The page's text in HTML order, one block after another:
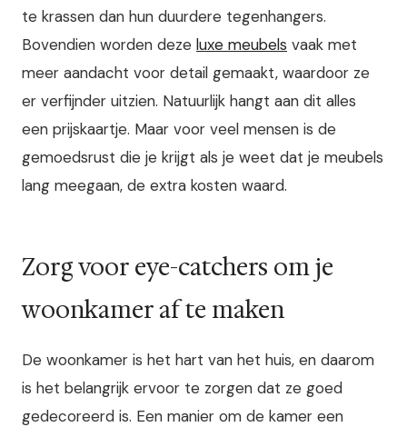
te krassen dan hun duurdere tegenhangers.
Bovendien worden deze luxe meubels vaak met
meer aandacht voor detail gemaakt, waardoor ze
er verfijnder uitzien. Natuurlijk hangt aan dit alles
een prijskaartje. Maar voor veel mensen is de
gemoedsrust die je krijgt als je weet dat je meubels
lang meegaan, de extra kosten waard.
Zorg voor eye-catchers om je
woonkamer af te maken
De woonkamer is het hart van het huis, en daarom
is het belangrijk ervoor te zorgen dat ze goed
gedecoreerd is. Een manier om de kamer een